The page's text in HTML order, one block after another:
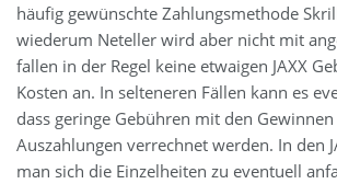
häufig gewünschte Zahlungsmethode
wiederum Neteller wird aber nicht mit
fallen in der Regel keine etwaigen JAXX
Kosten an. In selteneren Fällen kann es
dass geringe Gebühren mit den
Auszahlungen verrechnet werden. In den
man sich die Einzelheiten zu eventuell